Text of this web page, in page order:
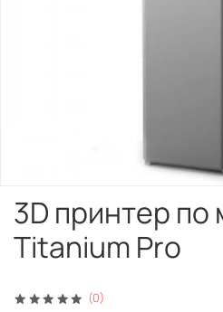
(0)
3D принтер по
Titanium Pro